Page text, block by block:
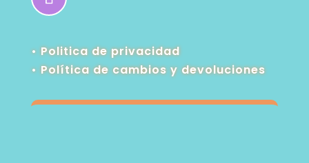
• Politica de privacidad
•Política de cambios y devoluciones